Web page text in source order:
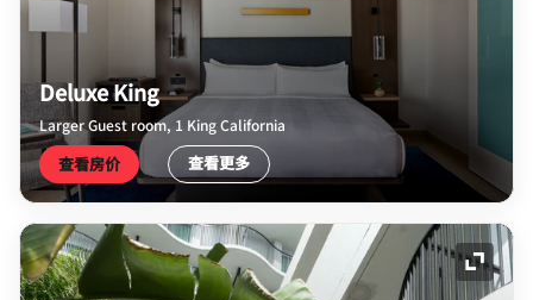
Deluxe King
Larger Guest room, 1 King California
查看房价 查看更多
展开